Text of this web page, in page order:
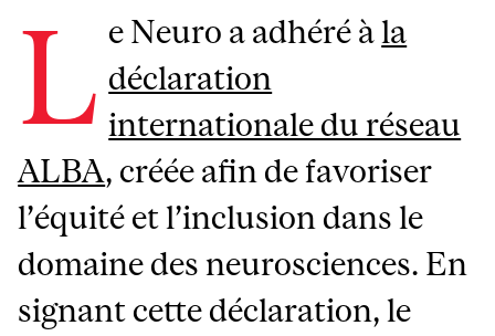
L e Neuro a adhéré àla
déclaration
internationale du réseau
ALBA, créée afin de favoriser
l’équité et l’inclusion dans le
domaine des neurosciences. En
signant cette déclaration, le